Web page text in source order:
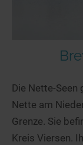
Die Nette-Seen
Nette am
Grenze. Sie
Kreis Viersen.